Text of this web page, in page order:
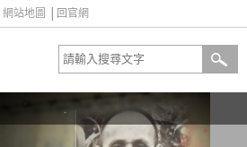
網站地圖 回官網